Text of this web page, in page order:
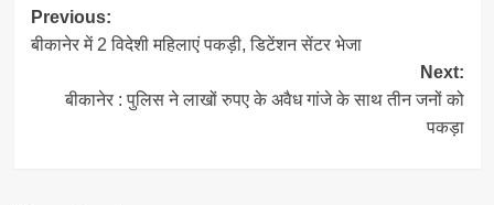
Post
navigation
Previous:
बीकानेर में 2 विदेशी महिलाएं पकड़ी, डिटेंशन सेंटर भेजा
Next:
बीकानेर : पुलिस ने लाखों रुपए के अवैध गांजे के साथ तीन जनों को
पकड़ा